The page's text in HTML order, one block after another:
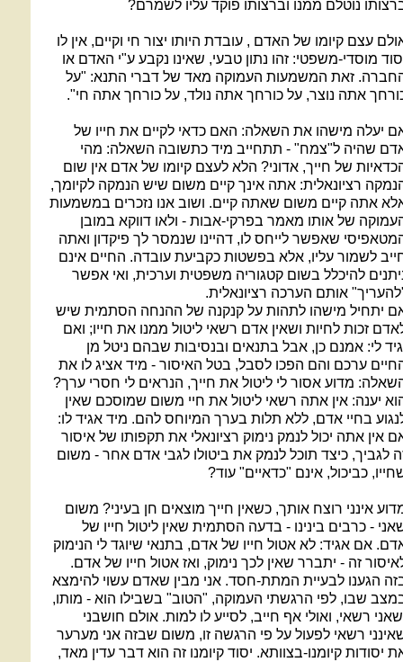
נוטלם ממנו וברצותו פוקד עליו לשמרם?
עצם קיומו של האדם , עובדת היותו יצור חי וקיים, אין לו
מוסדי-משפטי: זהו נתון טבעי, שאינו נקבע ע"י האדם או
זאת המשמעות העמוקה מאד של דברי התנא: "על
אתה נוצר, על כורחך אתה נולד, על כורחך אתה חי".
יעלה מישהו את השאלה: האם כדאי לקיים את חייו של
שהיה ל"צמח" - תתחייב מיד כתשובה השאלה: מהי
של חייך, אדוני? הלא לעצם קיומו של אדם אין שום
רציונאלית: אתה אינך קיים משום שיש הנמקה לקיומך,
אתה קיים משום שאתה קיים. ושוב אנו נזכרים במשמעות
של אותו מאמר בפרקי-אבות - ולאו דווקא במובן
שאפשר לייחס לו, דהיינו שנמסר לך פיקדון ואתה
לשמור עליו, אלא בפשטות כקביעת עובדה. החיים אינם
להיכלל בשום קטגוריה משפטית וערכית, ואי אפשר
אותם הערכה רציונאלית.
יתחיל מישהו לתהות על קנקנה של ההנחה הסתמית שיש
זכות לחיות ושאין אדם רשאי ליטול ממנו את חייו; ואם
לי: אמנם כן, אבל בתנאים ובנסיבות שבהם ניטל מן
ערכם והם הפכו לסבל, בטל האיסור - מיד אציג לו את
מדוע אסור לי ליטול את חייך, הנראים לי חסרי ערך?
יענה: אין אתה רשאי ליטול את חיי משום שמוסכם שאין
בחיי אדם, ללא תלות בערך המיוחס להם. מיד אגיד לו:
אין אתה יכול לנמק נימוק רציונאלי את תקפותו של איסור
לגביך, כיצד תוכל לנמק את ביטולו לגבי אדם אחר - משום
כביכול, אינם "כדאיים" עוד?
אינני רוצח אותך, כשאין חייך מוצאים חן בעיני? משום
- כרבים בינינו - בדעה הסתמית שאין ליטול חייו של
אם אגיד: לא אטול חייו של אדם, בתנאי שיוגד לי הנימוק
זה - יתברר שאין לכך נימוק, ואז אטול חייו של אדם.
הגענו לבעיית המתת-חסד. אני מבין שאדם עשוי להימצא
שבו, לפי הרגשתי העמוקה, "הטוב" בשבילו הוא - מותו,
רשאי, ואולי אף חייב, לסייע לו למות. אולם חושבני
רשאי לפעול על פי הרגשה זו, משום שבזה אני מערער
יסודות קיומנו-בצוותא. יסוד קיומנו זה הוא דבר עדין מאד,